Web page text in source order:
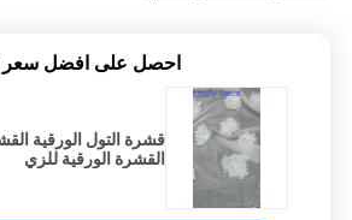
احصل على افضل
قشرة التول الورقية
القشرة الورقية للزي